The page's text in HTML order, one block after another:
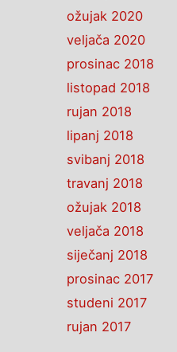
ožujak 2020
veljača 2020
prosinac 2018
listopad 2018
rujan 2018
lipanj 2018
svibanj 2018
travanj 2018
ožujak 2018
veljača 2018
siječanj 2018
prosinac 2017
studeni 2017
rujan 2017